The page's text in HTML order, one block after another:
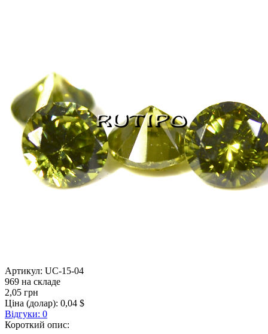
Артикул: UC-15-04
969 на складе
2,05 грн
Ціна (долар): 0,04 $
Відгуки: 0
Короткий опис: